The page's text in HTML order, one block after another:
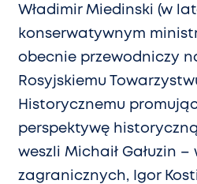
Władimir Miedinski (w
konserwatywnym
obecnie przewodniczy
Rosyjskiemu
Historycznemu
perspektywę
weszli Michaił Gałuzin
zagranicznych, Igor